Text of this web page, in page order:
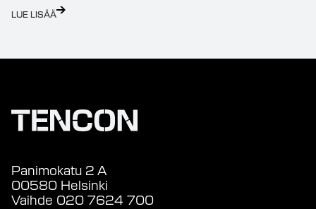
LUE LISÄÄ
Panimokatu 2 A
00580 Helsinki
Vaihde 020 7624 700